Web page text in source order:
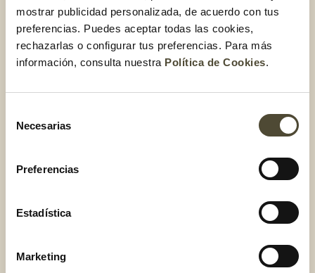
mostrar publicidad personalizada, de acuerdo con tus
preferencias. Puedes aceptar todas las cookies,
rechazarlas o configurar tus preferencias. Para más
información, consulta nuestra Política de Cookies.
Necesarias
Preferencias
Estadística
Marketing
¿Cómo comer las
crucíferas?
Estas verduras son ideales para comer hervidas, salteadas,
de brócoli!
el papel que juegan en la prevención de determinadas
pierdas
5 curiosidades de este